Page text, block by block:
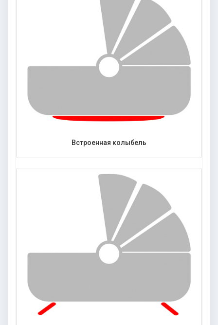
Встроенная колыбель